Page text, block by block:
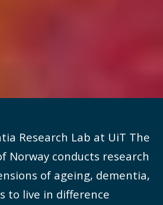
Research Lab at UiT The
Norway conducts research
of ageing, dementia,
to live in difference